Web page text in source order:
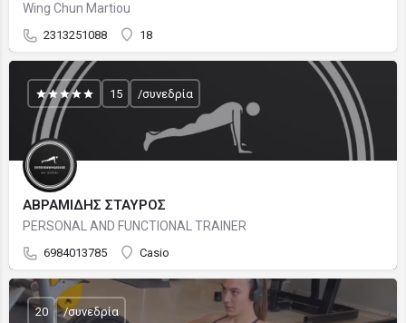
Wing Chun Martiou
2313251088 18
ΑΒΡΑΜΙΔΗΣ ΣΤΑΥΡΟΣ
PERSONAL AND FUNCTIONAL TRAINER
6984013785 Casio
15 /συνεδρία
20 /συνεδρία